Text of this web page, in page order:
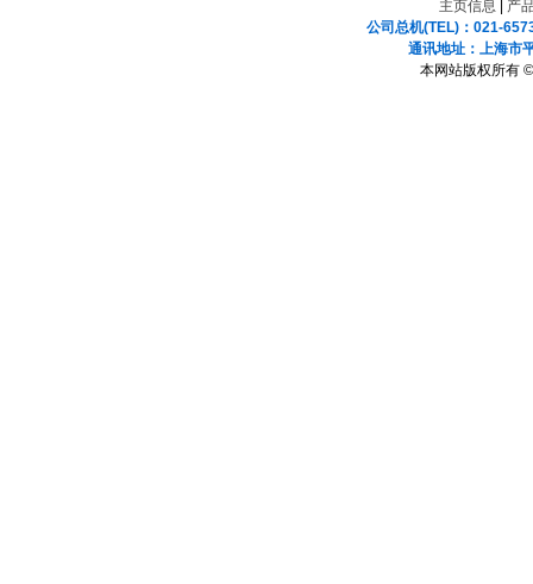
主页信息
产
公司总机(TEL)：021-
通讯地址：上海
本网站版权所有